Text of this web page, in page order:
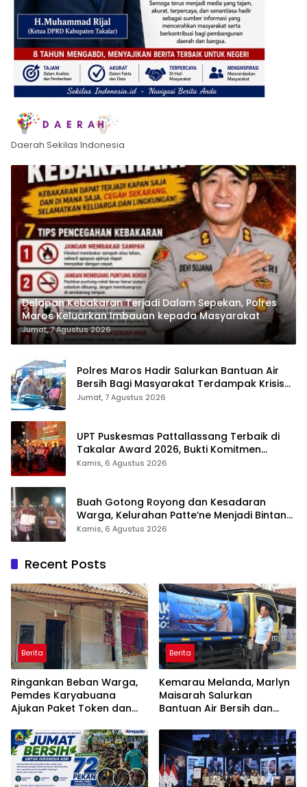
Daerah Sekilas Indonesia
Delapan Kebakaran Terjadi Dalam Sepekan, Polres
Maros Keluarkan Imbauan kepada Masyarakat
Jumat, 7 Agustus 2026
Polres Maros Hadir Salurkan Bantuan Air
Bersih Bagi Masyarakat Terdampak Krisis
Air Bersih Di Maros
Jumat, 7 Agustus 2026
UPT Puskesmas Pattallassang Terbaik di
Takalar Award 2026, Bukti Komitmen
Hadirkan Pelayanan Kesehatan Berkualitas
Kamis, 6 Agustus 2026
Buah Gotong Royong dan Kesadaran
Warga, Kelurahan Patte’ne Menjadi Bintang
Takalar Award 2026
Kamis, 6 Agustus 2026
Recent Posts
Berita
Ringankan Beban Warga,
Pemdes Karyabuana
Ajukan Paket Token dan
PLN
Berita
Kemarau Melanda, Marlyn
Maisarah Salurkan
Bantuan Air Bersih dan
Babakan Madang